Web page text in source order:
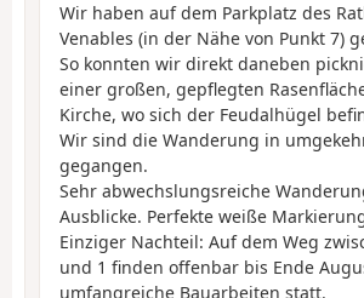
Wir haben auf dem Parkplatz des
Venables (in der Nähe von Punkt 7)
So konnten wir direkt daneben
einer großen, gepflegten
Kirche, wo sich der Feudalhügel
Wir sind die Wanderung in
gegangen.
Sehr abwechslungsreiche
Ausblicke. Perfekte weiße
Einziger Nachteil: Auf dem Weg
und 1 finden offenbar bis Ende
umfangreiche Bauarbeiten statt.